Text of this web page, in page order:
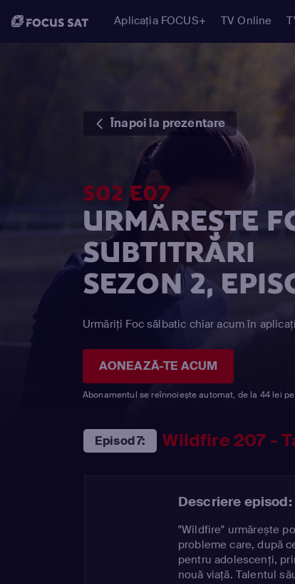
Aplicația FOCUS+ TV Online
Înapoi la prezentare
S02 E07
URMĂREȘTE
SUBTITRĂRI
SEZON 2,
Urmăriți Foc sălbatic chiar acum în
AONEAZĂ-TE ACUM
Abonamentul se reînnoiește automat, de la 44 lei
Episod 7: Wildfire 207 -
Descriere episod:
"Wildfire" urmărește
probleme care, după
pentru adolescenți,
nouă viață. Talentul